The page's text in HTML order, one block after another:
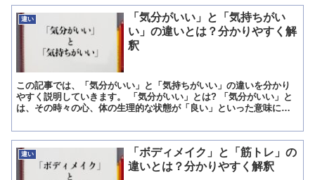
違い
「気分がいい」と「気持ちがい
い」の違いとは？分かりやすく解
釈
この記事では、「気分がいい」と「気持ちがいい」の違いを分かり
やすく説明していきます。 「気分がいい」とは? 「気分がいい」と
は、その時々の心、体の生理的な状態が「良い」といった意味にな
違い
「ボディメイク」と「筋トレ」の
違いとは？分かりやすく解釈